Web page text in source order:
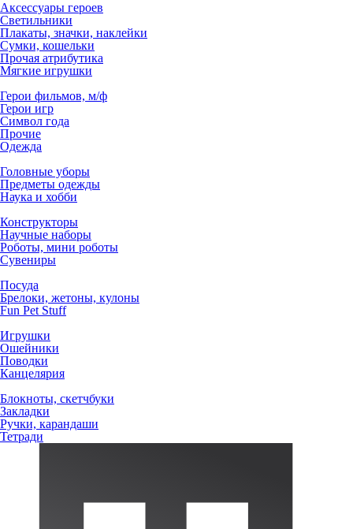
Аксессуары героев
Светильники
Плакаты, значки, наклейки
Сумки, кошельки
Прочая атрибутика
Мягкие игрушки
Герои фильмов, м/ф
Герои игр
Символ года
Прочие
Одежда
Головные уборы
Предметы одежды
Наука и хобби
Конструкторы
Научные наборы
Роботы, мини роботы
Сувениры
Посуда
Брелоки, жетоны, кулоны
Fun Pet Stuff
Игрушки
Ошейники
Поводки
Канцелярия
Блокноты, скетчбуки
Закладки
Ручки, карандаши
Тетради